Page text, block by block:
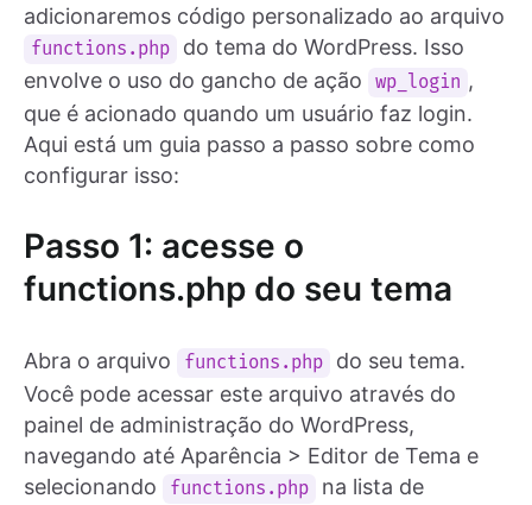
adicionaremos código personalizado ao arquivo
functions.php
do tema do WordPress. Isso
envolve o uso do gancho de ação
wp_login ,
que é acionado quando um usuário faz login.
Aqui está um guia passo a passo sobre como
configurar isso:
Passo 1: acesse o
functions.php do seu tema
Abra o arquivo functions.php
do seu tema.
Você pode acessar este arquivo através do
painel de administração do WordPress,
navegando até Aparência > Editor de Tema e
selecionando
functions.php
na lista de